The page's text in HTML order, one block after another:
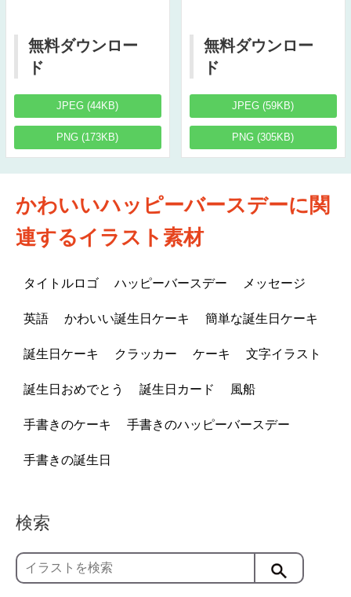
無料ダウンロー
ド
JPEG (44KB)
PNG (173KB)
無料ダウンロー
ド
JPEG (59KB)
PNG (305KB)
かわいいハッピーバースデーに関
連するイラスト素材
タイトルロゴ ハッピーバースデー メッセージ
英語 かわいい誕生日ケーキ 簡単な誕生日ケーキ
誕生日ケーキ クラッカー ケーキ 文字イラスト
誕生日おめでとう 誕生日カード 風船
手書きのケーキ 手書きのハッピーバースデー
手書きの誕生日
検索